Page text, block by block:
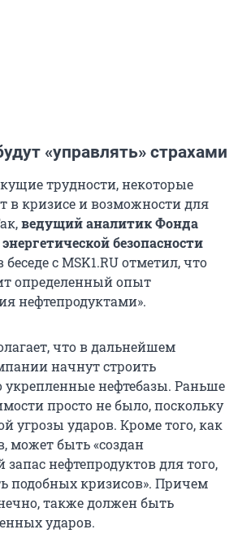
«управлять» страхами
трудности, некоторые
в кризисе и возможности для
ведущий аналитик Фонда
безопасности
беседе с MSK1.RU отметил, что
определенный опыт
нефтепродуктами».
что в дальнейшем
начнут строить
укрепленные нефтебазы. Раньше
просто не было, поскольку
угрозы ударов. Кроме того, как
может быть «создан
запас нефтепродуктов для того,
подобных кризисов». Причем
также должен быть
ударов.